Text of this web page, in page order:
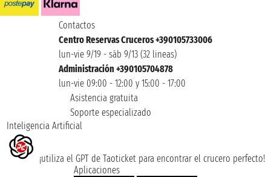
Contactos
Centro Reservas Cruceros +390105733006
lun-vie 9/19 - sáb 9/13 (32 lineas)
Administración +390105704878
lun-vie 09:00 - 12:00 y 15:00 - 17:00
Asistencia gratuita
Soporte especializado
Inteligencia Artificial
¡utiliza el GPT de Taoticket para encontrar el crucero perfecto!
Aplicaciones